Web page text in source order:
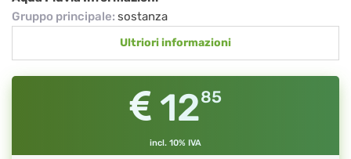
Gruppo principale: sostanza
Ultriori informazioni
1285
incl. 10% IVA